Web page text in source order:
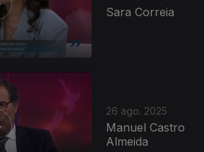
Sara Correia
26 ago. 2025
Manuel Castro
Almeida